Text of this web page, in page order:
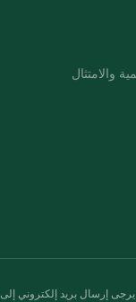
والامتثال
يرجى إرسال بريد إلكتروني إلى